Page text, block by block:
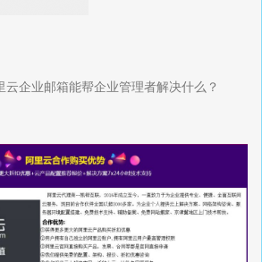
云企业邮箱能帮企业管理者解决什么？